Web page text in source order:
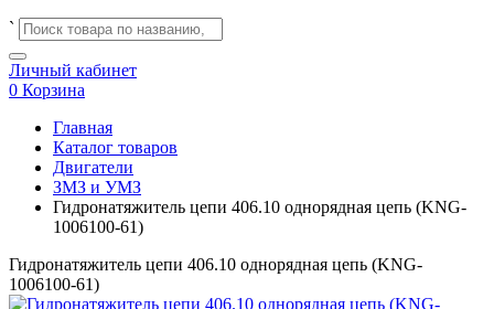
`
Личный кабинет
0 Корзина
Главная
Каталог товаров
Двигатели
ЗМЗ и УМЗ
Гидронатяжитель цепи 406.10 однорядная цепь (KNG-
1006100-61)
Гидронатяжитель цепи 406.10 однорядная цепь (KNG-
1006100-61)